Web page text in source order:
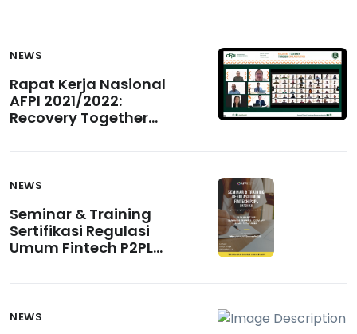
NEWS
Rapat Kerja Nasional
AFPI 2021/2022:
Recovery Together
NEWS
Seminar & Training
Sertifikasi Regulasi
Umum Fintech P2PL
NEWS